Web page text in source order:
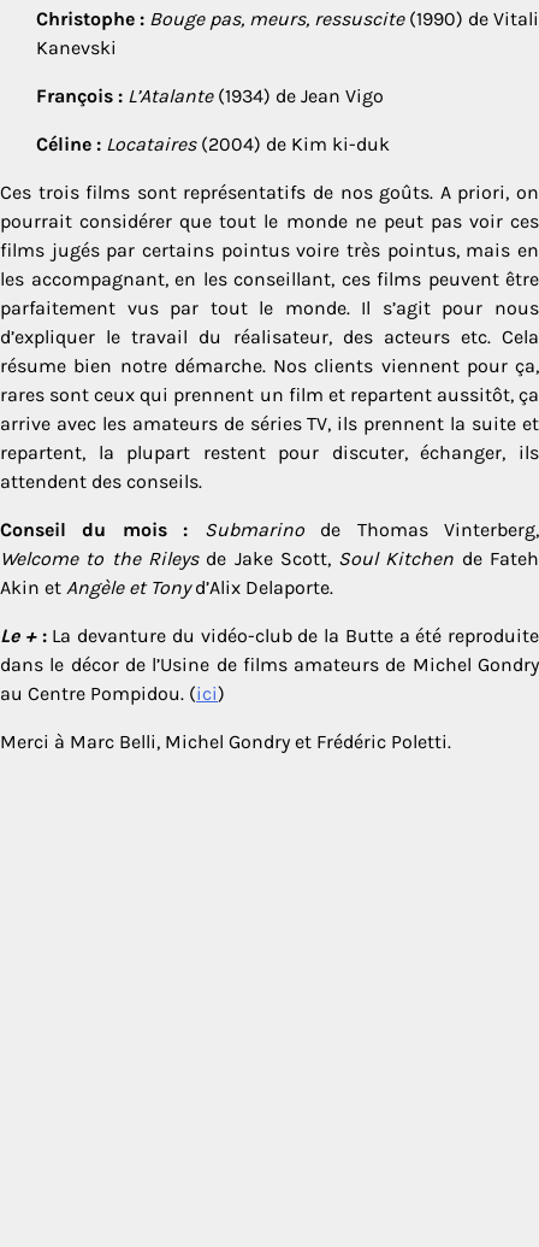
Christophe : Bouge pas, meurs, ressuscite(1990) de Vitali
Kanevski
François : L’Atalante(1934) de Jean Vigo
Céline : Locataires(2004) de Kim ki-duk
Ces trois films sont représentatifs de nos goûts. A priori, on
pourrait considérer que tout le monde ne peut pas voir ces
films jugés par certains pointus voire très pointus, mais en
les accompagnant, en les conseillant, ces films peuvent être
parfaitement vus par tout le monde. Il s’agit pour nous
d’expliquer le travail du réalisateur, des acteurs etc. Cela
résume bien notre démarche. Nos clients viennent pour ça,
rares sont ceux qui prennent un film et repartent aussitôt, ça
arrive avec les amateurs de séries TV, ils prennent la suite et
repartent, la plupart restent pour discuter, échanger, ils
attendent des conseils.
Conseil du mois : Submarinode Thomas Vinterberg,
Welcome to the Rileysde Jake Scott, Soul Kitchen de Fateh
Akin et Angèle et Tonyd’Alix Delaporte.
Le +: La devanture du vidéo-club de la Butte a été reproduite
dans le décor de l’Usine de films amateurs de Michel Gondry
au Centre Pompidou. (ici)
Merci à Marc Belli, Michel Gondry et Frédéric Poletti.